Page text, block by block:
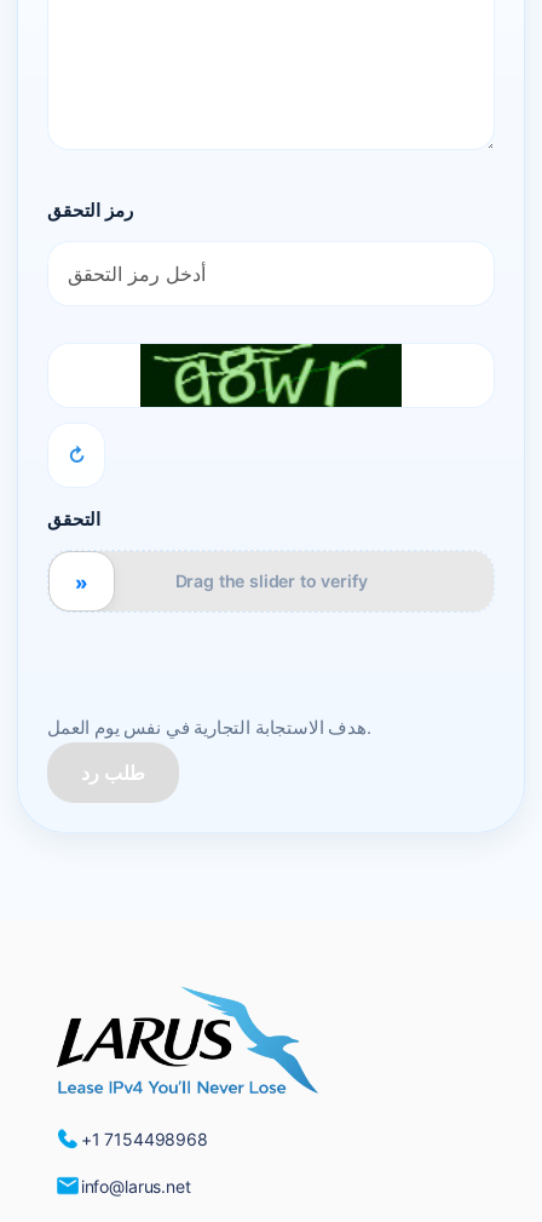
رمز التحقق
↻
التحقق
Drag the slider to verify
»
هدف الاستجابة التجارية في نفس يوم العمل.
طلب رد
+1 7154498968
info@larus.net